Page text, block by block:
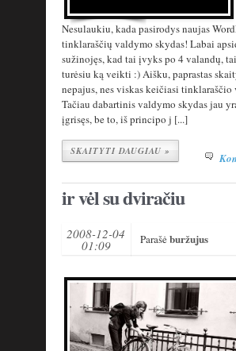
Nesulaukiu, kada pasirodys naujas
tinklaraščių valdymo skydas! Labai
sužinojęs, kad tai įvyks po 4 valandų,
turėsiu ką veikti :) Aišku, paprastas
nepajus, nes viskas keičiasi
Tačiau dabartinis valdymo skydas jau
įgrisęs, be to, iš principo j [...]
SKAITYTI DAUGIAU »
ir vėl su dviračiu
2008-12-04
01:09 Parašėburžujus